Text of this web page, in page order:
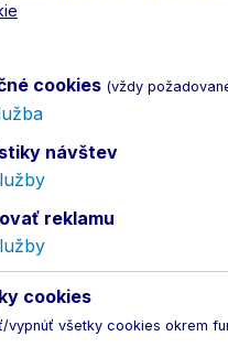
cookies (vždy
návštev
reklamu
cookies
vypnúť všetky cookies okrem